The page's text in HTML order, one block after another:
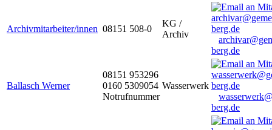
Archivmitarbeiter/innen 08151 508-0
KG /
Archiv
berg.de
Ballasch Werner
08151 953296
0160 5309054
Notrufnummer
Wasserwerk
berg.de